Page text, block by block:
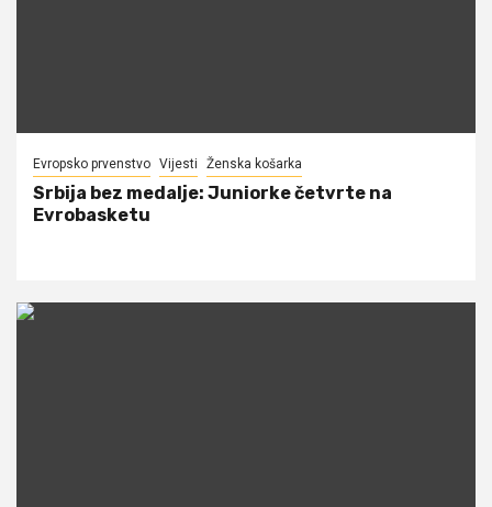
Evropsko prvenstvo Vijesti Ženska košarka
Srbija bez medalje: Juniorke četvrte na
Evrobasketu